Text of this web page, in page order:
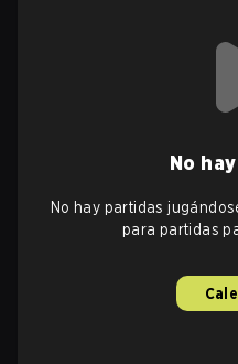
No
No hay partidas
para partidas